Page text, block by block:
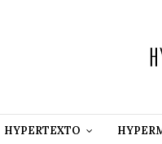
HYPERTEXTO